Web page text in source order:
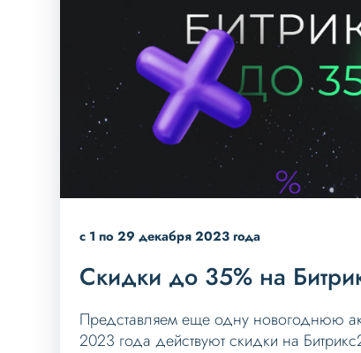
с 1 по 29 декабря 2023 года
Скидки до 35% на
Представляем еще одну новогоднюю
2023 года действуют скидки на